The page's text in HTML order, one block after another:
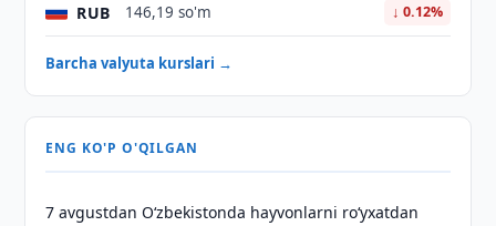
RUB 146,19 so'm ↓ 0.12%
Barcha valyuta kurslari →
ENG KO'P O'QILGAN
7 avgustdan O‘zbekistonda hayvonlarni ro‘yxatdan